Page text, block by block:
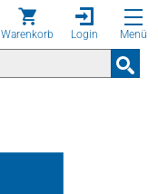
Warenkorb Login Menü